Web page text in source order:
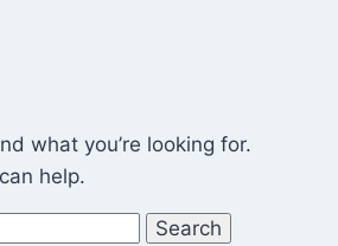
what you’re looking for.
help.